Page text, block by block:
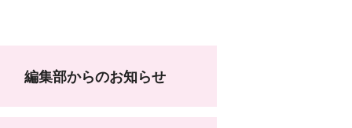
編集部からのお知らせ